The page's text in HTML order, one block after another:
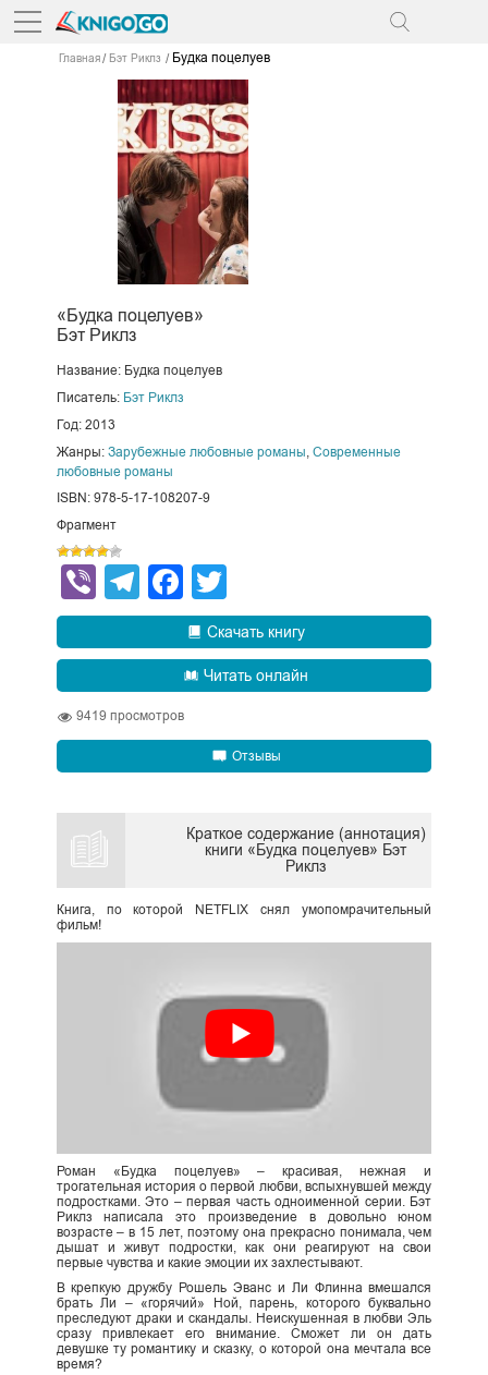
Главная Бэт Риклз Будка поцелуев
«Будка поцелуев»
Бэт Риклз
Название: Будка поцелуев
Писатель: Бэт Риклз
Год: 2013
Жанры: Зарубежные любовные романы Современные
любовные романы
ISBN: 978-5-17-108207-9
Фрагмент
ViberTelegram
Facebook
Скачать книгу
Читать онлайн
9419 просмотров
Отзывы
Краткое содержание (аннотация)
книги «Будка поцелуев» Бэт
Риклз
Книга, по которой NETFLIX снял умопомрачительный
фильм!
Роман «Будка поцелуев» – красивая, нежная и
трогательная история о первой любви, вспыхнувшей между
подростками. Это – первая часть одноименной серии. Бэт
Риклз написала это произведение в довольно юном
возрасте – в 15 лет, поэтому она прекрасно понимала, чем
дышат и живут подростки, как они реагируют на свои
первые чувства и какие эмоции их захлестывают.
В крепкую дружбу Рошель Эванс и Ли Флинна вмешался
брать Ли – «горячий» Ной, парень, которого буквально
преследуют драки и скандалы. Неискушенная в любви Эль
сразу привлекает его внимание. Сможет ли он дать
девушке ту романтику и сказку, о которой она мечтала все
время?